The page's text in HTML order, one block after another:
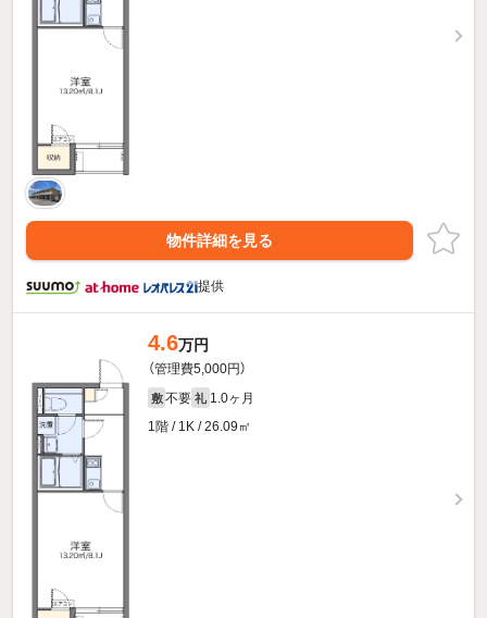
物件詳細を見る
提供
4.6万円
（管理費5,000円）
敷 不要 礼 1.0ヶ月
1階 / 1K / 26.09㎡